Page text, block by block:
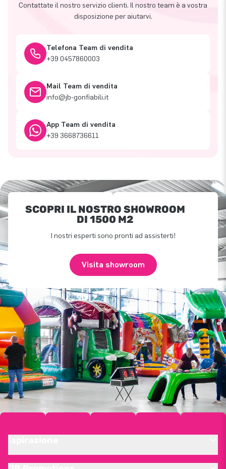
Contattate il nostro servizio clienti. Il nostro team è a vostra
disposizione per aiutarvi.
Telefona Team di vendita
+39 0457860003
Mail Team di vendita
info@jb-gonfiabili.it
App Team di vendita
+39 3668736611
SCOPRI IL NOSTRO SHOWROOM
DI 1500 M2
I nostri esperti sono pronti ad assisterti!
Visita showroom